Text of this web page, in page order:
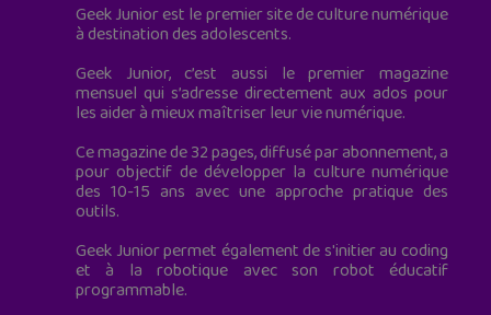
Geek Junior est le premier site de culture numérique
à destination des adolescents.
Geek Junior, c’est aussi le premier magazine
mensuel qui s’adresse directement aux ados pour
les aider à mieux maîtriser leur vie numérique.
Ce magazine de 32 pages, diffusé par abonnement, a
pour objectif de développer la culture numérique
des 10-15 ans avec une approche pratique des
outils.
Geek Junior permet également de s'initier au coding
et à la robotique avec son robot éducatif
programmable.